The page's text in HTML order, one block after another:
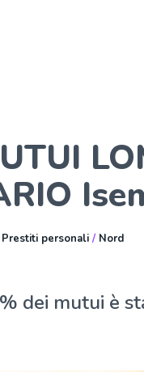
personali / Nord
dei mutui è